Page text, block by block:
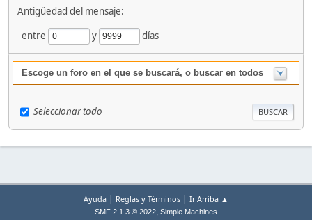
Antigüedad del mensaje:
entre
y días
Escoge un foro en el que se buscará, o buscar en todos
Seleccionar todo
Ayuda | Reglas y Términos | Ir Arriba ▲
SMF 2.1.3 © 2022, Simple Machines